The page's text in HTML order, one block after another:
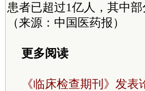
患者已超过1亿人，其中
（来源：中国医药报）
更多阅读
《临床检查期刊》发表